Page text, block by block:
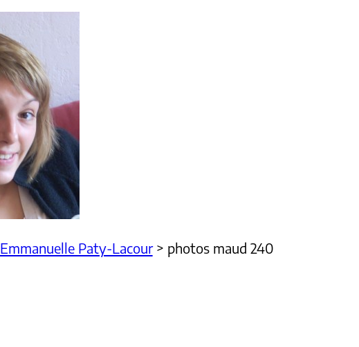
Emmanuelle Paty-Lacour> photos maud 240